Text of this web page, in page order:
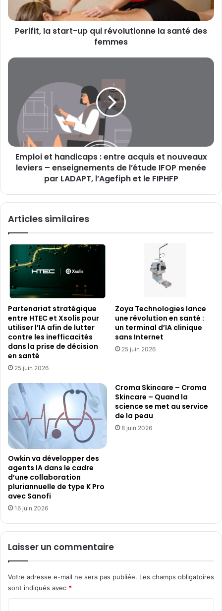
santé
des
femmes
Perifit, la start-up qui révolutionne la santé des
femmes
Emploi
entre
acquis
nouveaux
leviers
enseignements
IFOP
par
le
FIPHFP
Emploi et handicaps : entre acquis et nouveaux
leviers – enseignements de l’étude IFOP menée
par LADAPT, l’Agefiph et le FIPHFP
Articles similaires
Partenariat stratégique
entre HTEC et Xsolis pour
utiliser l’IA afin de lutter
contre les inefficacités
dans la prise de décision
en santé
25 juin 2026
Zoya Technologies lance
une révolution en santé :
un terminal d’IA clinique
sans Internet
25 juin 2026
Owkin va développer des
agents IA dans le cadre
d’une collaboration
pluriannuelle de type K Pro
avec Sanofi
16 juin 2026
Croma Skincare – Croma
Skincare – Quand la
science se met au service
de la peau
8 juin 2026
Laisser un commentaire
Votre adresse e-mail ne sera pas publiée. Les champs obligatoires
sont indiqués avec *